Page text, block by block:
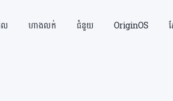
ហាងលក់ ជំនួយ OriginOS